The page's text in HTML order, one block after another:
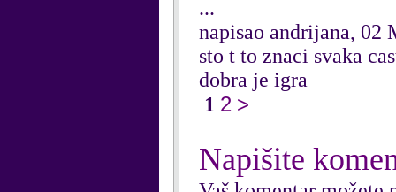
...
napisao andrijana, 02
sto t to znaci svaka
dobra je igra
1 2 >
Napišite